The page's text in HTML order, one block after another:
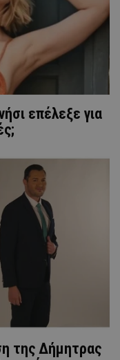
επέλεξε για
της Δήμητρας